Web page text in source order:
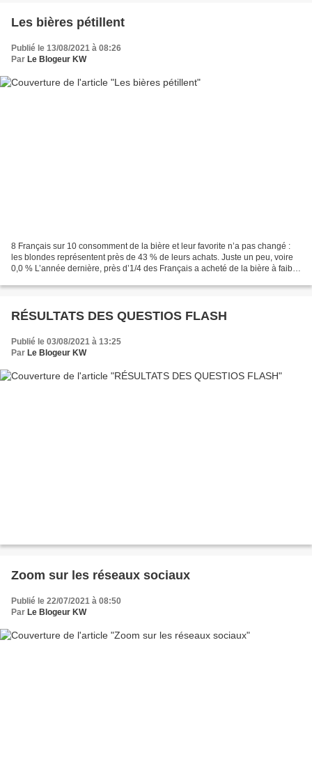
Les bières pétillent
Publié le 13/08/2021 à 08:26
Par Le Blogeur KW
8 Français sur 10 consomment de la bière et leur favorite n’a pas changé :
les blondes représentent près de 43 % de leurs achats. Juste un peu, voire
0,0 % L’année dernière, près d’1/4 des Français a acheté de la bière à faible
RÉSULTATS DES QUESTIOS FLASH
Publié le 03/08/2021 à 13:25
Par Le Blogeur KW
Zoom sur les réseaux sociaux
Publié le 22/07/2021 à 08:50
Par Le Blogeur KW